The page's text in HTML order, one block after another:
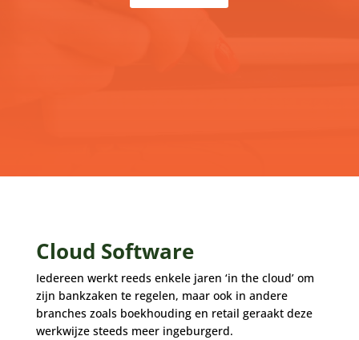
Cloud Software
Iedereen werkt reeds enkele jaren ‘in the cloud’ om
zijn bankzaken te regelen, maar ook in andere
branches zoals boekhouding en retail geraakt deze
werkwijze steeds meer ingeburgerd.